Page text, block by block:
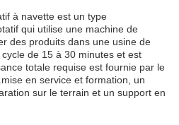
à navette est un type
qui utilise une machine de
des produits dans une usine de
de 15 à 30 minutes et est
totale requise est fournie par le
en service et formation, un
sur le terrain et un support en